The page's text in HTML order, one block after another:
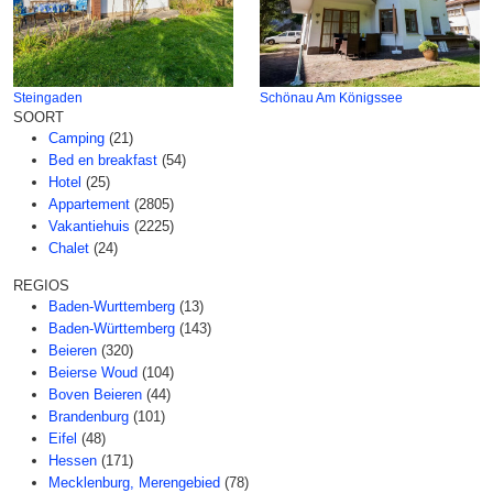
Steingaden Schönau Am Königssee
SOORT
Camping (21)
Bed en breakfast (54)
Hotel (25)
Appartement (2805)
Vakantiehuis (2225)
Chalet (24)
REGIOS
Baden-Wurttemberg (13)
Baden-Württemberg (143)
Beieren (320)
Beierse Woud (104)
Boven Beieren (44)
Brandenburg (101)
Eifel (48)
Hessen (171)
Mecklenburg, Merengebied (78)